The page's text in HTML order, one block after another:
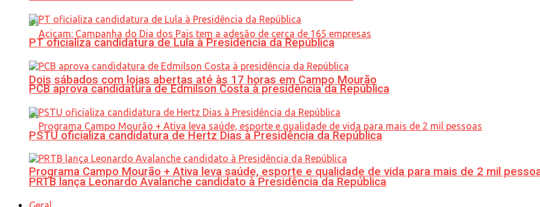
Dois sábados com lojas abertas até às 17 horas em Campo Mourão
Programa Campo Mourão + Ativa leva saúde, esporte e qualidade de vida para mais de 2 mil
PT oficializa candidatura de Lula à Presidência da República
PCB aprova candidatura de Edmilson Costa à presidência da República
PSTU oficializa candidatura de Hertz Dias à Presidência da República
PRTB lança Leonardo Avalanche candidato à Presidência da República